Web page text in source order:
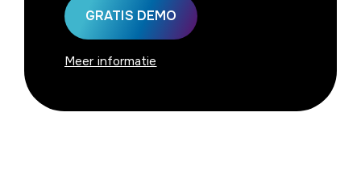
GRATIS DEMO
Meer informatie